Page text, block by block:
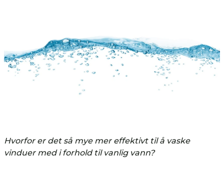
Hvordan nøytralisere gulv?
Hvorfor er det så mye mer effektivt til å vaske
vinduer med i forhold til vanlig vann?